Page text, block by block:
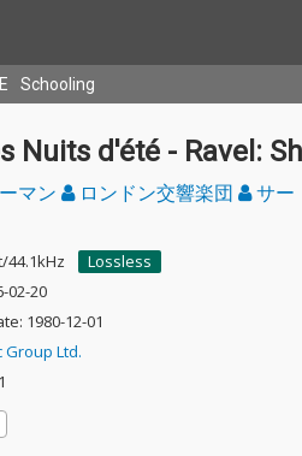
Schooling
Nuits d'été - Ravel:
マン ロンドン交響楽団
サー
44.1kHz
Lossless
02-20
1980-12-01
Group Ltd.